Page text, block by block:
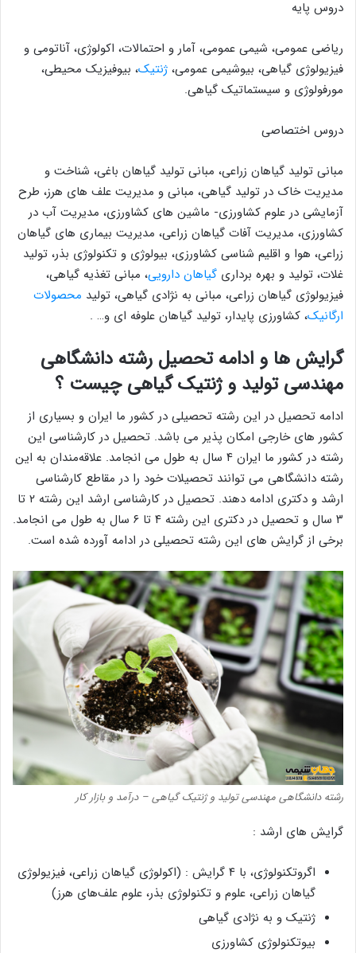
دروس پایه
ریاضی عمومی، شیمی عمومی، آمار و احتمالات، اکولوژی، آناتومی و
فیزیولوژی گیاهی، بیوشیمی عمومی، ژنتیک، بیوفیزیک محیطی،
مورفولوژی و سیستماتیک گیاهی.
دروس اختصاصی
مبانی تولید گیاهان زراعی، مبانی تولید گیاهان باغی، شناخت و
مدیریت خاک در تولید گیاهی، مبانی و مدیریت علف های هرز، طرح
آزمایشی در علوم کشاورزی- ماشین های کشاورزی، مدیریت آب در
کشاورزی، مدیریت آفات گیاهان زراعی، مدیریت بیماری های گیاهان
زراعی، هوا و اقلیم شناسی کشاورزی، بیولوژی و تکنولوژی بذر، تولید
غلات، تولید و بهره برداری گیاهان دارویی، مبانی تغذیه گیاهی،
فیزیولوژی گیاهان زراعی، مبانی به نژادی گیاهی، تولید محصولات
ارگانیک، کشاورزی پایدار، تولید گیاهان علوفه ای و… .
گرایش ها و ادامه تحصیل رشته دانشگاهی
مهندسی تولید و ژنتیک گیاهی چیست ؟
ادامه تحصیل در این رشته تحصیلی در کشور ما ایران و بسیاری از
کشور های خارجی امکان پذیر می باشد. تحصیل در کارشناسی این
رشته در کشور ما ایران ۴ سال به طول می انجامد. علاقه‌مندان به این
رشته دانشگاهی می توانند تحصیلات خود را در مقاطع کارشناسی
ارشد و دکتری ادامه دهند. تحصیل در کارشناسی ارشد این رشته ۲ تا
۳ سال و تحصیل در دکتری این رشته ۴ تا ۶ سال به طول می انجامد.
برخی از گرایش های این رشته تحصیلی در ادامه آورده شده است.
رشته دانشگاهی مهندسی تولید و ژنتیک گیاهی – درآمد و بازار کار
گرایش های ارشد :
اگروتکنولوژی، با ۴ گرایش : (اکولوژی گیاهان زراعی، فیزیولوژی
گیاهان زراعی، علوم و تکنولوژی بذر، علوم علف‌های هرز)
ژنتیک و به نژادی گیاهی
بیوتکنولوژی کشاورزی